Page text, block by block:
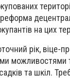
на цих
рік, віце-
можливостями
та шкіл.